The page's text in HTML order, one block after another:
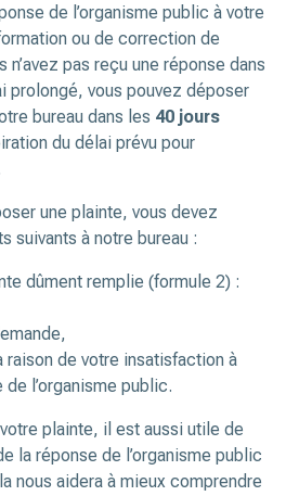
de l’organisme public à votre
ou de correction de
n’avez pas reçu une réponse dans
prolongé, vous pouvez déposer
bureau dans les 40 jours
du délai prévu pour
une plainte, vous devez
suivants à notre bureau :
dûment remplie (formule 2) :
de votre insatisfaction à
de l’organisme public.
plainte, il est aussi utile de
la réponse de l’organisme public
nous aidera à mieux comprendre